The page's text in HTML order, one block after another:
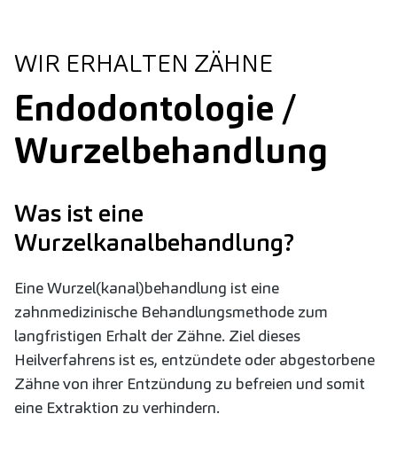
WIR ERHALTEN ZÄHNE
Endodontologie /
Wurzel­behandlung
Was ist eine
Wurzelkanalbehandlung?
Eine Wurzel(kanal)behandlung ist eine
zahnmedizinische Behandlungsmethode zum
langfristigen Erhalt der Zähne. Ziel dieses
Heilverfahrens ist es, entzündete oder abgestorbene
Zähne von ihrer Entzündung zu befreien und somit
eine Extraktion zu verhindern.